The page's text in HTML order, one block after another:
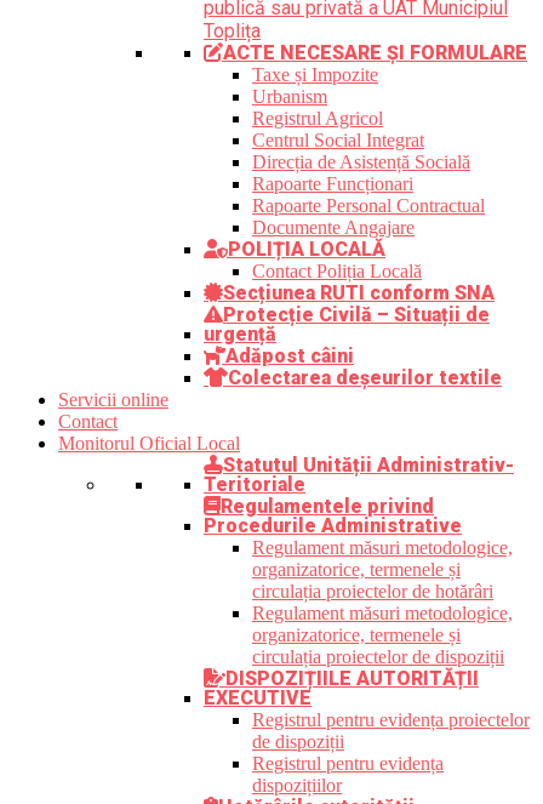
publică sau privată a UAT Municipiul
Toplița
ACTE NECESARE ȘI FORMULARE
Taxe și Impozite
Urbanism
Registrul Agricol
Centrul Social Integrat
Direcția de Asistență Socială
Rapoarte Funcționari
Rapoarte Personal Contractual
Documente Angajare
POLIȚIA LOCALĂ
Contact Poliția Locală
Secțiunea RUTI conform SNA
Protecție Civilă – Situații de
urgență
Adăpost câini
Colectarea deșeurilor textile
Servicii online
Contact
Monitorul Oficial Local
Statutul Unității Administrativ-
Teritoriale
Regulamentele privind
Procedurile Administrative
Regulament măsuri metodologice,
organizatorice, termenele și
circulația proiectelor de hotărâri
Regulament măsuri metodologice,
organizatorice, termenele și
circulația proiectelor de dispoziții
DISPOZIȚIILE AUTORITĂȚII
EXECUTIVE
Registrul pentru evidența proiectelor
de dispoziții
Registrul pentru evidența
dispozițiilor